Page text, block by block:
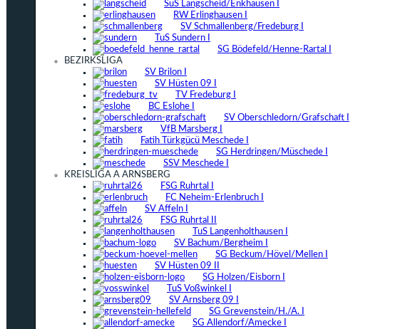
SuS Langscheid/Enkhausen I
RW Erlinghausen I
SV Schmallenberg/Fredeburg I
TuS Sundern I
SG Bödefeld/Henne-Rartal I
BEZIRKSLIGA
SV Brilon I
SV Hüsten 09 I
TV Fredeburg I
BC Eslohe I
SV Oberschledorn/Grafschaft I
VfB Marsberg I
Fatih Türkgücü Meschede I
SG Herdringen/Müschede I
SSV Meschede I
KREISLIGA A ARNSBERG
FSG Ruhrtal I
FC Neheim-Erlenbruch I
SV Affeln I
FSG Ruhrtal II
TuS Langenholthausen I
SV Bachum/Bergheim I
SG Beckum/Hövel/Mellen I
SV Hüsten 09 II
SG Holzen/Eisborn I
TuS Voßwinkel I
SV Arnsberg 09 I
SG Grevenstein/H./A. I
SG Allendorf/Amecke I